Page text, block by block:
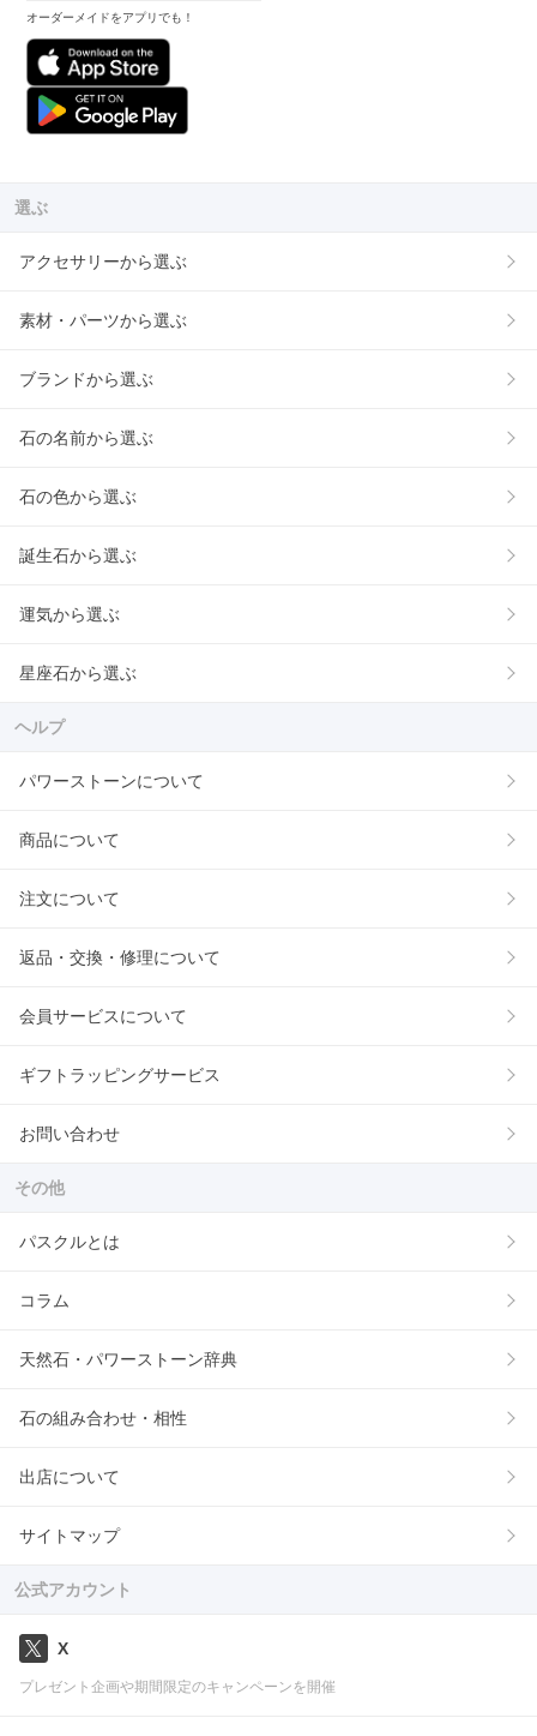
オーダーメイドをアプリでも！
選ぶ
アクセサリーから選ぶ
素材・パーツから選ぶ
ブランドから選ぶ
石の名前から選ぶ
石の色から選ぶ
誕生石から選ぶ
運気から選ぶ
星座石から選ぶ
ヘルプ
パワーストーンについて
商品について
注文について
返品・交換・修理について
会員サービスについて
ギフトラッピングサービス
お問い合わせ
その他
パスクルとは
コラム
天然石・パワーストーン辞典
石の組み合わせ・相性
出店について
サイトマップ
公式アカウント
X
プレゼント企画や期間限定のキャンペーンを開催